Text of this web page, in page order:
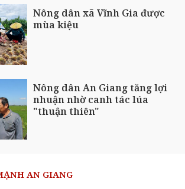
Nông dân xã Vĩnh Gia được
mùa kiệu
Nông dân An Giang tăng lợi
nhuận nhờ canh tác lúa
"thuận thiên"
AN GIANG